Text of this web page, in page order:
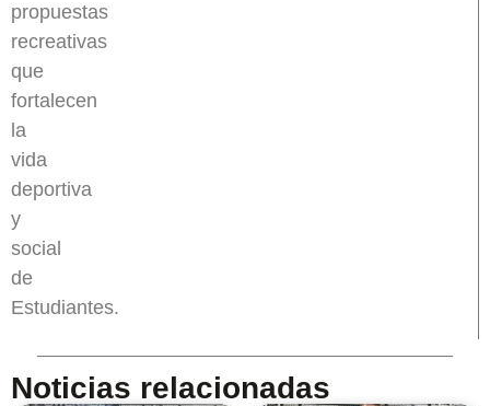
propuestas
recreativas
que
fortalecen
la
vida
deportiva
y
social
de
Estudiantes.
Noticias relacionadas